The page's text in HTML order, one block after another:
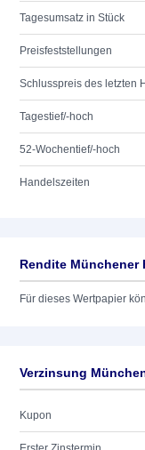
Tagesumsatz in Stück
Preisfeststellungen
Schlusspreis des letzten
Tagestief/-hoch
52-Wochentief/-hoch
Handelszeiten
Rendite Münchener
Für dieses Wertpapier
Verzinsung
Kupon